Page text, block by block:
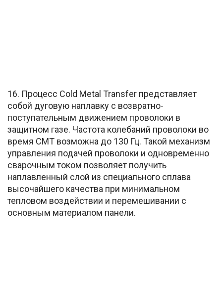
16. Процесс Сold Metal Transfer представляет
собой дуговую наплавку с возвратно-
поступательным движением проволоки в
защитном газе. Частота колебаний проволоки во
время СМТ возможна до 130 Гц. Такой механизм
управления подачей проволоки и одновременно
сварочным током позволяет получить
наплавленный слой из специального сплава
высочайшего качества при минимальном
тепловом воздействии и перемешивании с
основным материалом панели.